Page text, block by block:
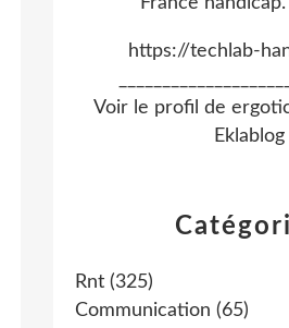
Rnt (325)
Communication (65)
https://techlab-
Voir le profil de
Eklablog